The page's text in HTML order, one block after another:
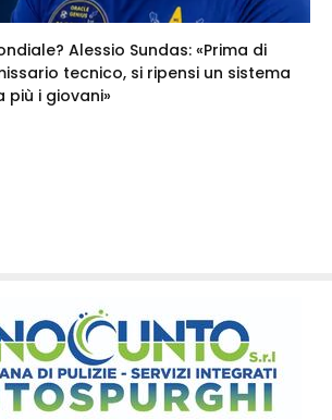
Alessio Sundas: «Prima di
tecnico, si ripensi un sistema
più i giovani»